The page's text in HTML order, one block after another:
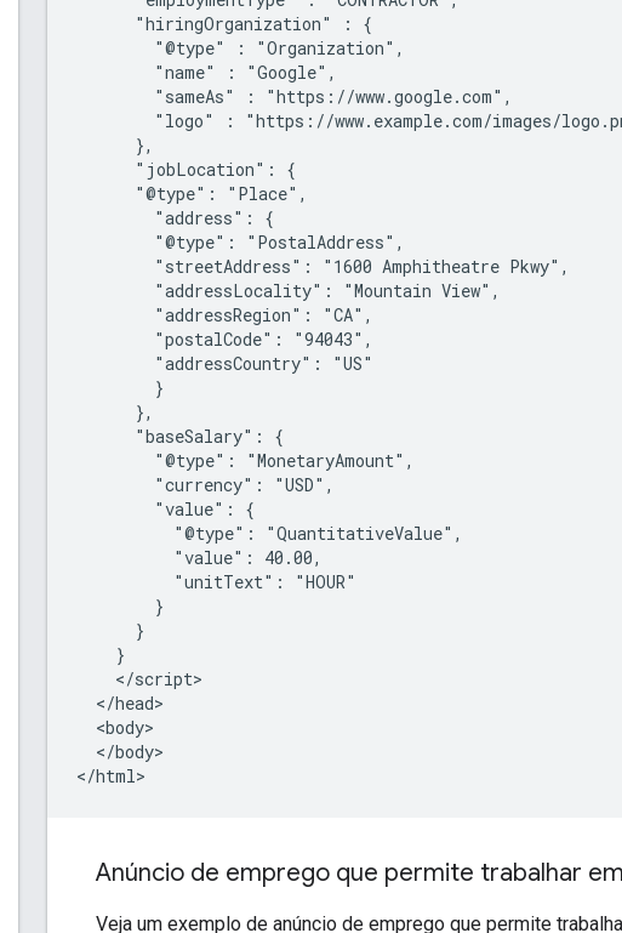
      "hiringOrganization" : {
        "@type" : "Organization",
        "name" : "Google",
        "sameAs" : "https://www.google.com",
"logo" : "https://www.example.com/images/
      },
      "jobLocation": {
      "@type": "Place",
        "address": {
        "@type": "PostalAddress",
        "streetAddress": "1600 Amphitheatre Pkwy",
        "addressLocality": "Mountain View",
        "addressRegion": "CA",
        "postalCode": "94043",
        "addressCountry": "US"
        }
      },
      "baseSalary": {
        "@type": "MonetaryAmount",
        "currency": "USD",
        "value": {
          "@type": "QuantitativeValue",
          "value": 40.00,
          "unitText": "HOUR"
        }
      }
    }
    </script>
  </head>
  <body>
  </body>
</html>
Anúncio de emprego que permite trabalhar
Veja um exemplo de anúncio de emprego que permite